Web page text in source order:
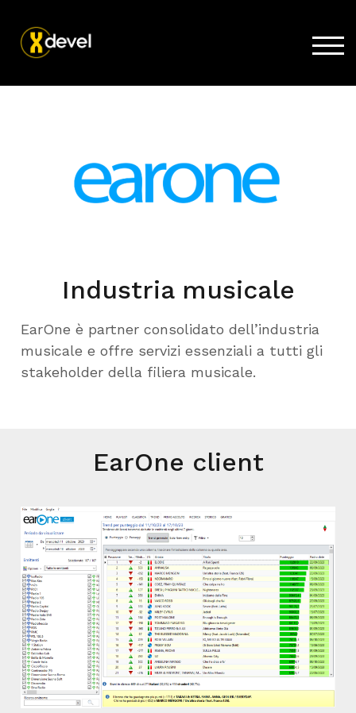
Acquista
Supporto
Azienda
Industria musicale
EarOne è partner consolidato dell’industria
musicale e offre servizi essenziali a tutti gli
stakeholder della filiera musicale.
EarOne client